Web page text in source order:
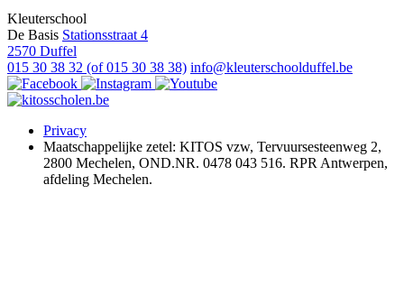
Kleuterschool
De Basis Stationsstraat 4
2570 Duffel
015 30 38 32 (of 015 30 38 38) info@kleuterschoolduffel.be
Privacy
Maatschappelijke zetel: KITOS vzw, Tervuursesteenweg 2,
2800 Mechelen, OND.NR. 0478 043 516. RPR Antwerpen,
afdeling Mechelen.